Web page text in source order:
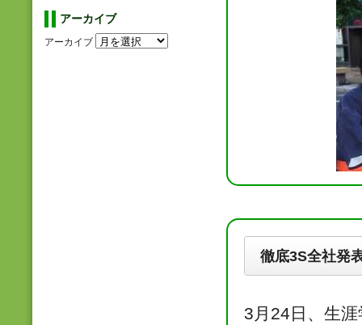
徹底3S全社発
3月24日、生
アーカイブ
アーカイブ